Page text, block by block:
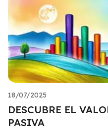
18/07/2025
DESCUBRE EL
PASIVA